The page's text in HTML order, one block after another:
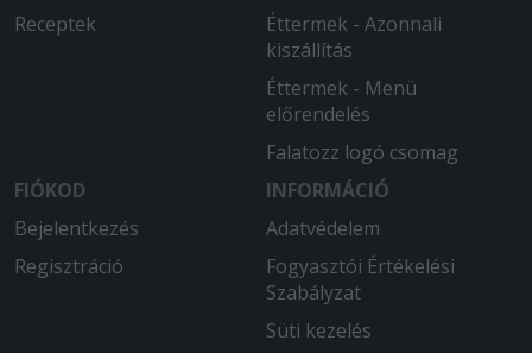
Receptek
Éttermek - Azonnali
kiszállítás
Éttermek - Menü
előrendelés
Falatozz logó csomag
FIÓKOD
Bejelentkezés
Regisztráció
INFORMÁCIÓ
Adatvédelem
Fogyasztói Értékelési
Szabályzat
Süti kezelés